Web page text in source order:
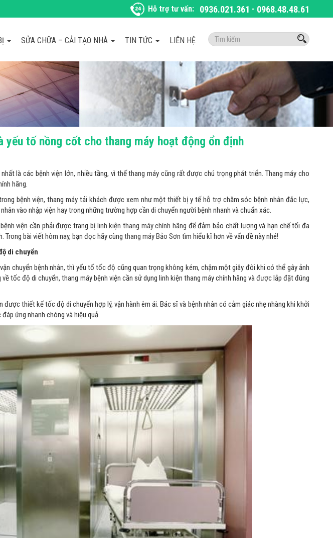
Hỗ trợ tư vấn: 0936.021.361 - 0968.48.48.61
Tìm
kiếm:
SỬA CHỮA – CẢI TẠO NHÀ TIN TỨC LIÊN HỆ
yếu tố nồng cốt cho thang máy hoạt động ổn định
là các bệnh viện lớn, nhiều tầng, vì thế thang máy cũng rất được chú trọng phát triển. Thang máy cho
hãng.
bệnh viện, thang máy tải khách được xem như một thiết bị y tế hỗ trợ chăm sóc bệnh nhân đắc lực,
vào nhập viện hay trong những trường hợp cần di chuyển người bệnh nhanh và chuẩn xác.
viện cần phải được trang bị linh kiện thang máy chính hãng để đảm bảo chất lượng và hạn chế tối đa
Trong bài viết hôm nay, bạn đọc hãy cùng thang máy Bảo Sơn tìm hiểu kĩ hơn về vấn đề này nhé!
di chuyển
chuyển bệnh nhân, thì yếu tố tốc độ cũng quan trọng không kém, chậm một giây đôi khi có thể gây ảnh
tốc độ di chuyển, thang máy bệnh viện cần sử dụng linh kiện thang máy chính hãng và được lắp đặt đúng
thiết kế tốc độ di chuyển hợp lý, vận hành êm ái. Bác sĩ và bệnh nhân có cảm giác nhẹ nhàng khi khởi
ứng nhanh chóng và hiệu quả.